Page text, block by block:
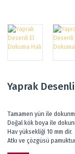
Yaprak
Tamamen yün ile
Doğal kök boya ile
Hav yüksekliği 10 mm dir.
Atkı ve çözgüsü